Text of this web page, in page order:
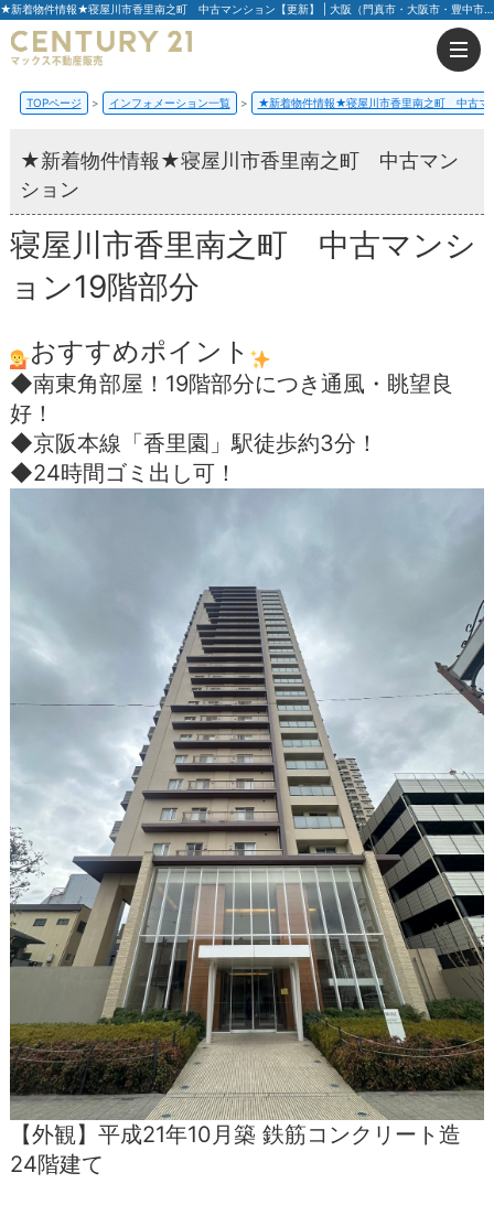
★新着物件情報★寝屋川市香里南之町 中古マンション【更新】 | 大阪（門真市・大阪市・豊中市）の不動産はセンチュリー21マックス不動産販売
TOPページ インフォメーション一覧 ★新着物件情報★寝屋川市香里南之町 中古マ
★新着物件情報★寝屋川市香里南之町 中古マン
ション
寝屋川市香里南之町 中古マンシ
ョン19階部分
おすすめポイント
◆南東角部屋！19階部分につき通風・眺望良
好！
◆京阪本線「香里園」駅徒歩約3分！
◆24時間ゴミ出し可！
【外観】平成21年10月築 鉄筋コンクリート造
24階建て